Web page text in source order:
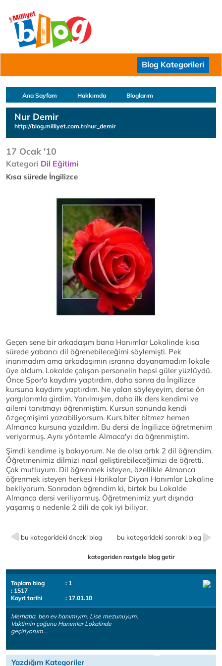
Blog Kategorileri
Ana Sayfam Hakkımda Bloglarım
Nur Demir
http://blog.milliyet.com.tr/nur_demir
17 Ocak '10
Kategori Dil Eğitimi
Kısa sürede İngilizce
Geçen sene bir arkadaşım bana Hanımlar Lokalinde kısa
sürede yabancı dil öğrenebileceğimi söylemişti. Pek
inanmadım ama arkadaşımın ısrarına dayanamadım lokale
üye oldum. Lokalde çalışan personelin hepsi güler yüzlüydü.
Önce Spor'a kaydımı yaptırdım, daha sonra da İngilizce
kursuna kaydımı yaptırdım. Ne yalan söyleyeyim, derse ön
yargılarımla girdim. Yanılmışım, daha ilk ders kendimi ve
ailemi tanıtmayı öğrenmiştim. Kursun sonunda kendi
özgeçmişimi yazabiliyorsum. Kurs biter bitmez hemen
Almanca kursuna yazıldım. Bu dersi de İngilizce öğretmenim
veriyormuş. Aynı yöntemle Almaca'yı da öğrenmiştim.
Şimdi kendime iş bakıyorum. Ne de olsa artık 2 dil öğrendim.
Öğretmenimiz dilmizi nasıl geliştirebileceğimizi de öğretti.
Çok mutluyum. Dil öğrenmek isteyen, özellikle Almanca
öğrenmek isteyen herkesi Harikalar Diyarı Hanımlar Lokaline
bekliyorum. Sonradan öğrendim ki, birtek bu Lokalde
Almanca dersi veriliyormuş. Öğretmenimiz yurt dışında
yaşamış o nedenle 2 dili de çok iyi biliyor.
bu kategorideki önceki blog bu kategorideki sonraki blog
kategoriden rastgele blog getir
Toplam blog
: 1
: 1517
Kayıt tarihi
: 17.01.10
Merhaba, ben ev hanımıyım. Lise mezunuyum.
Vaktimin çoğunu Hanımlar Lokalinde
geçiriyorum...
Yazdığım Kategoriler